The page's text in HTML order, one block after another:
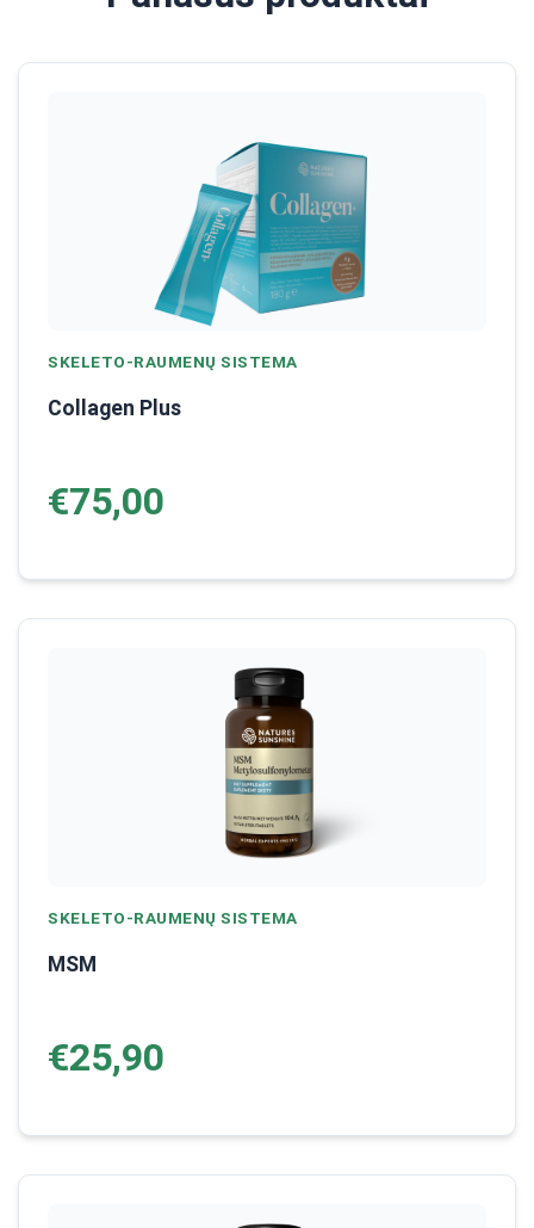
SKELETO-RAUMENŲ SISTEMA
Collagen Plus
€75,00
SKELETO-RAUMENŲ SISTEMA
MSM
€25,90